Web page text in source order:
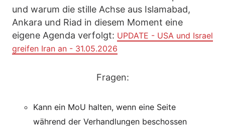
und warum die stille Achse aus Islamabad,
Ankara und Riad in diesem Moment eine
eigene Agenda verfolgt: UPDATE - USA und Israel
greifen Iran an - 31.05.2026
Fragen:
Kann ein MoU halten, wenn eine Seite
während der Verhandlungen beschossen